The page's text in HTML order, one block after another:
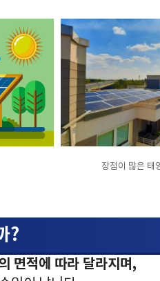
장점이 많은 태
?
면적에 따라 달라지며,